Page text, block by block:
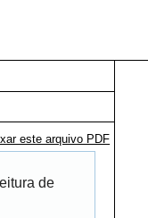
este arquivo PDF
de